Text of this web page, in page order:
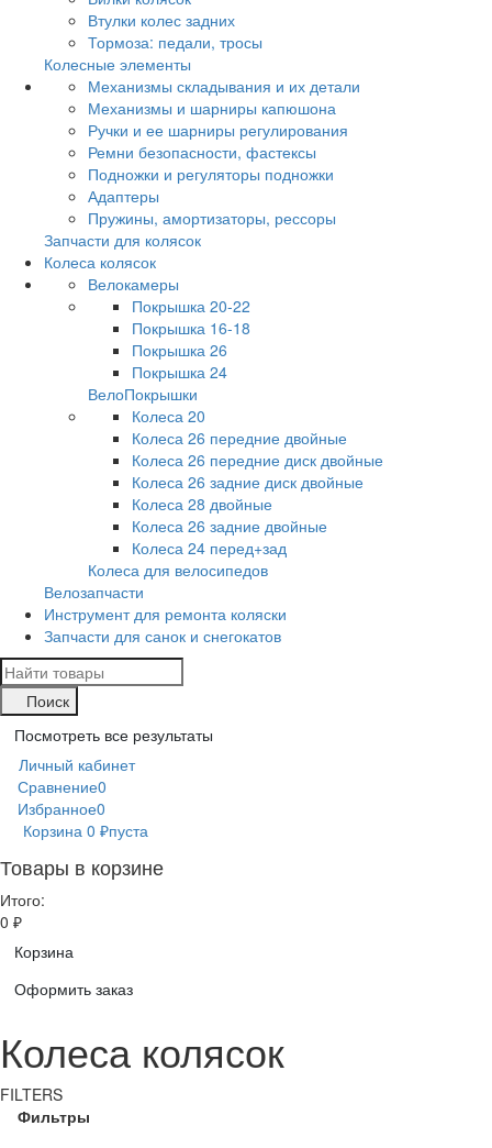
Втулки колес задних
Тормоза: педали, тросы
Колесные элементы
Механизмы складывания и их детали
Механизмы и шарниры капюшона
Ручки и ее шарниры регулирования
Ремни безопасности, фастексы
Подножки и регуляторы подножки
Адаптеры
Пружины, амортизаторы, рессоры
Запчасти для колясок
Колеса колясок
Велокамеры
Покрышка 20-22
Покрышка 16-18
Покрышка 26
Покрышка 24
ВелоПокрышки
Колеса 20
Колеса 26 передние двойные
Колеса 26 передние диск двойные
Колеса 26 задние диск двойные
Колеса 28 двойные
Колеса 26 задние двойные
Колеса 24 перед+зад
Колеса для велосипедов
Велозапчасти
Инструмент для ремонта коляски
Запчасти для санок и снегокатов
Поиск
Посмотреть все результаты
Личный кабинет
Сравнение0
Избранное0
Корзина 0 ₽пуста
Товары в корзине
Итого:
0 ₽
Корзина
Оформить заказ
Колеса колясок
FILTERS
Фильтры